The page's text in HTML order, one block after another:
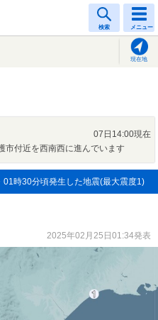
検索 メニュー
現在地
07日14:00現在
市付近を西南西に進んでいます
01時30分頃発生した地震(最大震度1)
2025年02月25日01:34発表